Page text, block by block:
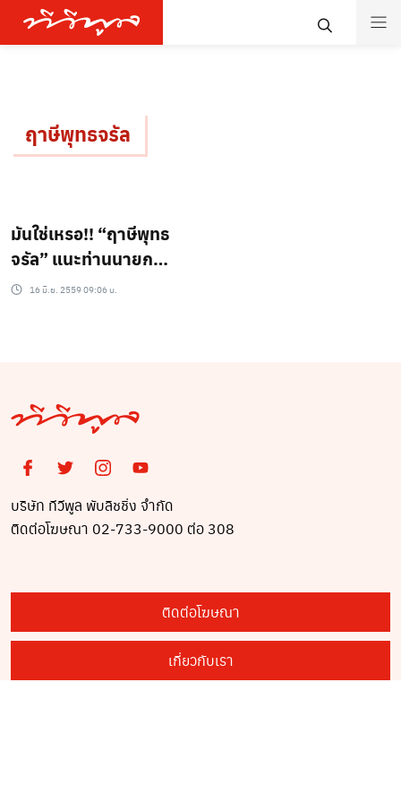
ฤาษีพุทธจรัล
มันใช่เหรอ!! “ฤาษีพุทธ
จรัล” แนะท่านนายก
เปลี่ยนชื่อประเทศเสริม
16 มิ.ย. 2559 09:06 น.
บริษัท ทีวีพูล พับลิชชิ่ง จำกัด
ติดต่อโฆษณา 02-733-9000 ต่อ 308
ติดต่อโฆษณา
เกี่ยวกับเรา